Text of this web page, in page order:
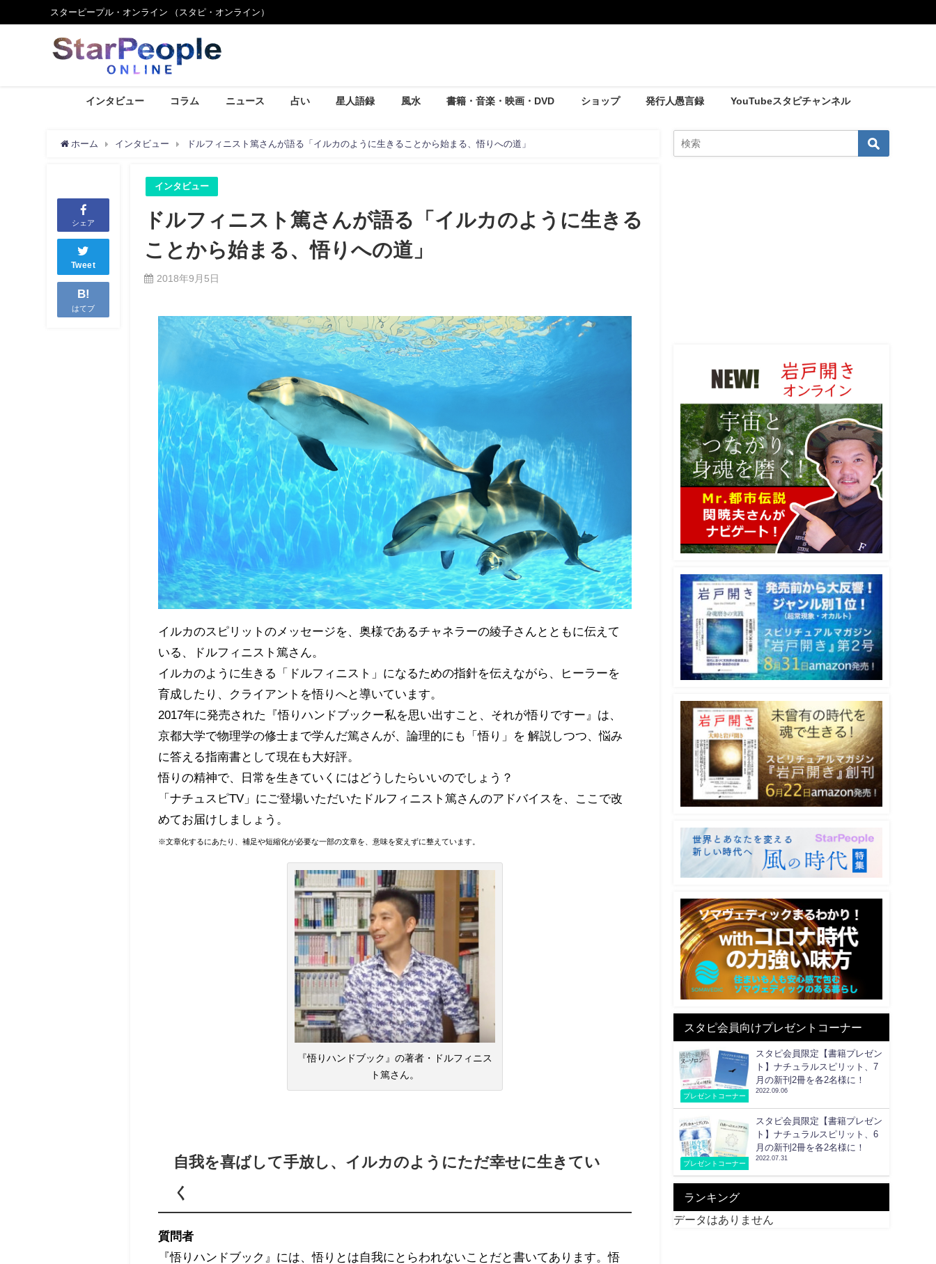
スターピープル・オンライン （スタピ・オンライン）
インタビュー コラム ニュース 占い 星人語録 風水 書籍・音楽・映画・DVD ショップ 発行人愚言録 YouTubeスタピチャンネル
ホーム インタビュー ドルフィニスト篤さんが語る「イルカのように生きることから始まる、悟りへの道」
シェア
Tweet
B!
はてブ
インタビュー
ドルフィニスト篤さんが語る「イルカのように生きる
ことから始まる、悟りへの道」
2018年9月5日
イルカのスピリットのメッセージを、奥様であるチャネラーの綾子さんとともに伝えて
いる、ドルフィニスト篤さん。
イルカのように生きる「ドルフィニスト」になるための指針を伝えながら、ヒーラーを
育成したり、クライアントを悟りへと導いています。
2017年に発売された『悟りハンドブックー私を思い出すこと、それが悟りですー』は、
京都大学で物理学の修士まで学んだ篤さんが、論理的にも「悟り」を 解説しつつ、悩み
に答える指南書として現在も大好評。
悟りの精神で、日常を生きていくにはどうしたらいいのでしょう？
「ナチュスピTV」にご登場いただいたドルフィニスト篤さんのアドバイスを、ここで改
めてお届けしましょう。
※文章化するにあたり、補足や短縮化が必要な一部の文章を、意味を変えずに整えています。
『悟りハンドブック』の著者・ドルフィニス
ト篤さん。
自我を喜ばして手放し、イルカのようにただ幸せに生きてい
く
質問者
『悟りハンドブック』には、悟りとは自我にとらわれないことだと書いてあります。悟
スタピ会員向けプレゼントコーナー
プレゼントコーナー
スタピ会員限定【書籍プレゼン
ト】ナチュラルスピリット、7
月の新刊2冊を各2名様に！
2022.09.06
プレゼントコーナー
スタピ会員限定【書籍プレゼン
ト】ナチュラルスピリット、6
月の新刊2冊を各2名様に！
2022.07.31
ランキング
データはありません